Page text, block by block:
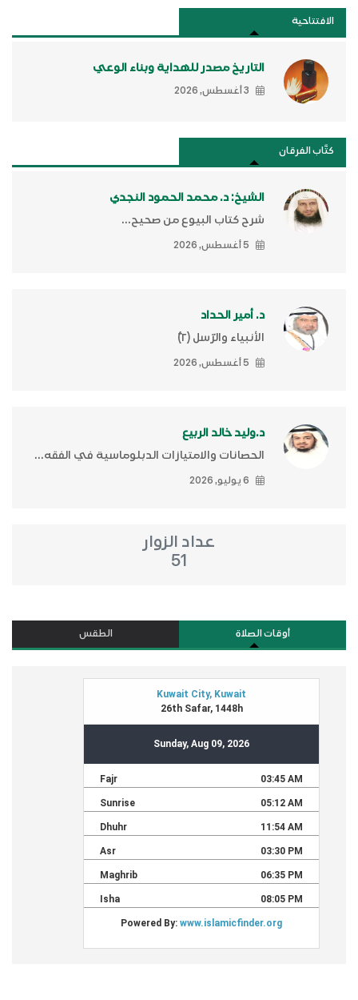
الافتتاحية
التاريخ مصدر للهداية وبناء الوعي
3 أغسطس, 2026
كتَّاب الفرقان
الشيخ: د. محمد الحمود النجدي
شرح كتاب البيوع من صحيح...
5 أغسطس, 2026
د. أمير الحداد
الأنبياء والرّسل (٢)ّ
5 أغسطس, 2026
د.وليد خالد الربيع
الحصانات والامتيازات الدبلوماسية في الفقه...
6 يوليو, 2026
عداد الزوار
51
أوقات الصلاة الطقس